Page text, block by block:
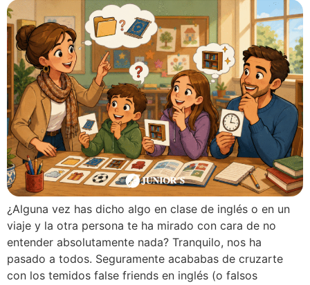
¿Alguna vez has dicho algo en clase de inglés o en un
viaje y la otra persona te ha mirado con cara de no
entender absolutamente nada? Tranquilo, nos ha
pasado a todos. Seguramente acababas de cruzarte
con los temidos false friends en inglés (o falsos